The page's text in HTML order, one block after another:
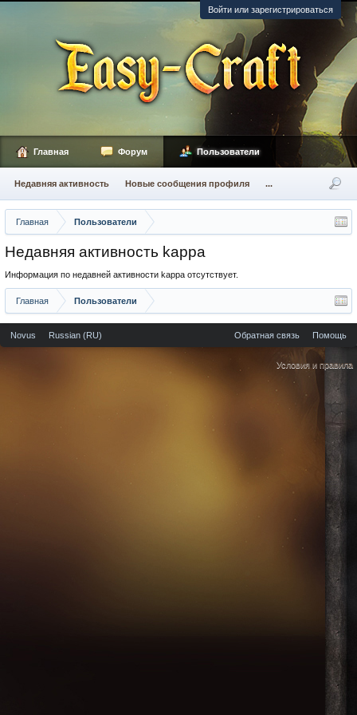
Войти или зарегистрироваться
Главная Пользователи
Недавняя активность kappa
Информация по недавней активности kappa отсутствует.
Главная Пользователи
Главная Форум Пользователи
Недавняя активность Новые сообщения профиля ...
Novus Russian (RU) Обратная связь Помощь
Условия и правила